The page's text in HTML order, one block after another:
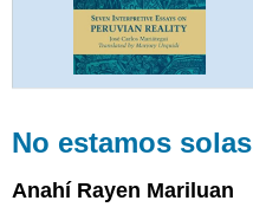
No estamos solas
Anahí Rayen Mariluan